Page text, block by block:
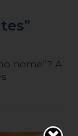
nome”? A